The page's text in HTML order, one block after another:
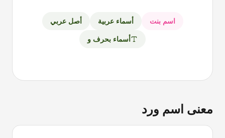
اسمبنت أسماء عربية أصلعربي
أسماء بحرف و
معنى اسم ورد